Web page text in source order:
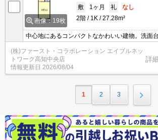
画像：19枚
敷
1ヶ月 礼
なし
2階
1K 27.28m²
中心地にあるコンパクトなかわいい建物。洗面
(株)ファースト・コラボレーション エイブルネッ
トワーク高知中央店
情報更新日 2026/08/04
詳
1 2 3